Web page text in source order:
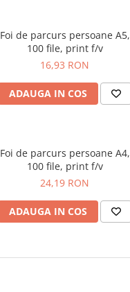
Foi de parcurs persoane A5,
100 file, print f/v
16,93 RON
ADAUGA IN COS
Foi de parcurs persoane A4,
100 file, print f/v
24,19 RON
ADAUGA IN COS